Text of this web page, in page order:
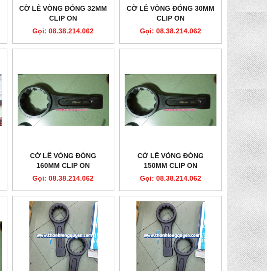
CỜ LÊ VÒNG ĐÓNG 32MM
CLIP ON
Gọi: 08.38.214.062
CỜ LÊ VÒNG ĐÓNG 30MM
CLIP ON
Gọi: 08.38.214.062
CỜ LÊ VÒNG ĐÓNG
160MM CLIP ON
Gọi: 08.38.214.062
CỜ LÊ VÒNG ĐÓNG
150MM CLIP ON
Gọi: 08.38.214.062